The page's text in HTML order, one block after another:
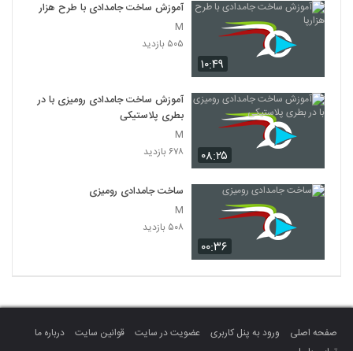
۱۰:۴۹
آموزش ساخت جامدادی با طرح هزارپا
M
۵۰۵ بازدید
۰۸:۲۵
آموزش ساخت جامدادی رومیزی با در
بطری پلاستیکی
M
۶۷۸ بازدید
۰۰:۳۶
ساخت جامدادی رومیزی
M
۵۰۸ بازدید
صفحه اصلی ورود به پنل کاربری عضویت در سایت قوانین سایت
درباره ما